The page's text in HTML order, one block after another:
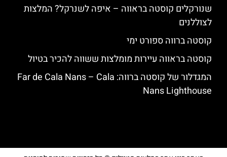
שנורקלים קוסטה בראווה – איפה לשנרקל? המלצות
לצוללנים
קוסטה ברווה ספורט ימי
קוסטה בראווה עיירות מומלצות ששווה להכיר בטיול
המגדלור של קוסטה ברווה: ‪‪Far de Cala Nans – Cala
Nans Lighthouse‬‬